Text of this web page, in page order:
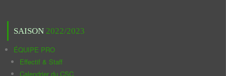
SAISON 2022/2023
ÉQUIPE PRO
Effectif & Staff
Calendrier du CSC